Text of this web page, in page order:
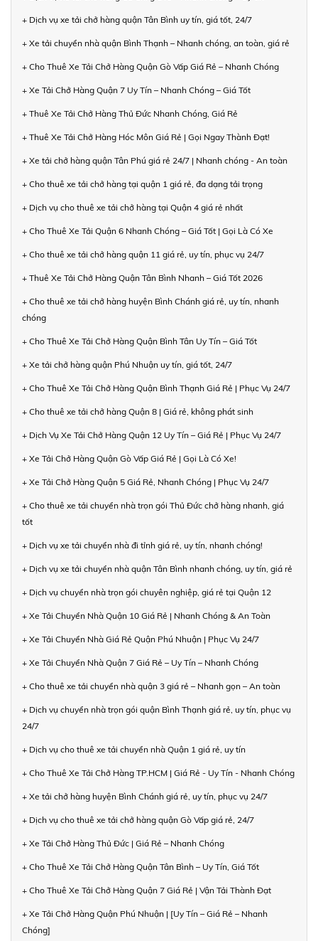
+ Dịch vụ xe tải chở hàng quận Tân Bình uy tín, giá tốt, 24/7
+ Xe tải chuyển nhà quận Bình Thạnh – Nhanh chóng, an toàn, giá rẻ
+ Cho Thuê Xe Tải Chở Hàng Quận Gò Vấp Giá Rẻ – Nhanh Chóng
+ Xe Tải Chở Hàng Quận 7 Uy Tín – Nhanh Chóng – Giá Tốt
+ Thuê Xe Tải Chở Hàng Thủ Đức Nhanh Chóng, Giá Rẻ
+ Thuê Xe Tải Chở Hàng Hóc Môn Giá Rẻ | Gọi Ngay Thành Đạt!
+ Xe tải chở hàng quận Tân Phú giá rẻ 24/7 | Nhanh chóng - An toàn
+ Cho thuê xe tải chở hàng tại quận 1 giá rẻ, đa dạng tải trọng
+ Dịch vụ cho thuê xe tải chở hàng tại Quận 4 giá rẻ nhất
+ Cho Thuê Xe Tải Quận 6 Nhanh Chóng – Giá Tốt | Gọi Là Có Xe
+ Cho thuê xe tải chở hàng quận 11 giá rẻ, uy tín, phục vụ 24/7
+ Thuê Xe Tải Chở Hàng Quận Tân Bình Nhanh – Giá Tốt 2026
+ Cho thuê xe tải chở hàng huyện Bình Chánh giá rẻ, uy tín, nhanh
chóng
+ Cho Thuê Xe Tải Chở Hàng Quận Bình Tân Uy Tín – Giá Tốt
+ Xe tải chở hàng quận Phú Nhuận uy tín, giá tốt, 24/7
+ Cho Thuê Xe Tải Chở Hàng Quận Bình Thạnh Giá Rẻ | Phục Vụ 24/7
+ Cho thuê xe tải chở hàng Quận 8 | Giá rẻ, không phát sinh
+ Dịch Vụ Xe Tải Chở Hàng Quận 12 Uy Tín – Giá Rẻ | Phục Vụ 24/7
+ Xe Tải Chở Hàng Quận Gò Vấp Giá Rẻ | Gọi Là Có Xe!
+ Xe Tải Chở Hàng Quận 5 Giá Rẻ, Nhanh Chóng | Phục Vụ 24/7
+ Cho thuê xe tải chuyển nhà trọn gói Thủ Đức chở hàng nhanh, giá
tốt
+ Dịch vụ xe tải chuyển nhà đi tỉnh giá rẻ, uy tín, nhanh chóng!
+ Dịch vụ xe tải chuyển nhà quận Tân Bình nhanh chóng, uy tín, giá rẻ
+ Dịch vụ chuyển nhà trọn gói chuyên nghiệp, giá rẻ tại Quận 12
+ Xe Tải Chuyển Nhà Quận 10 Giá Rẻ | Nhanh Chóng & An Toàn
+ Xe Tải Chuyển Nhà Giá Rẻ Quận Phú Nhuận | Phục Vụ 24/7
+ Xe Tải Chuyển Nhà Quận 7 Giá Rẻ – Uy Tín – Nhanh Chóng
+ Cho thuê xe tải chuyển nhà quận 3 giá rẻ – Nhanh gọn – An toàn
+ Dịch vụ chuyển nhà trọn gói quận Bình Thạnh giá rẻ, uy tín, phục vụ
24/7
+ Dịch vụ cho thuê xe tải chuyển nhà Quận 1 giá rẻ, uy tín
+ Cho Thuê Xe Tải Chở Hàng TP.HCM | Giá Rẻ - Uy Tín - Nhanh Chóng
+ Xe tải chở hàng huyện Bình Chánh giá rẻ, uy tín, phục vụ 24/7
+ Dịch vụ cho thuê xe tải chở hàng quận Gò Vấp giá rẻ, 24/7
+ Xe Tải Chở Hàng Thủ Đức | Giá Rẻ – Nhanh Chóng
+ Cho Thuê Xe Tải Chở Hàng Quận Tân Bình – Uy Tín, Giá Tốt
+ Cho Thuê Xe Tải Chở Hàng Quận 7 Giá Rẻ | Vận Tải Thành Đạt
+ Xe Tải Chở Hàng Quận Phú Nhuận | [Uy Tín – Giá Rẻ – Nhanh
Chóng]